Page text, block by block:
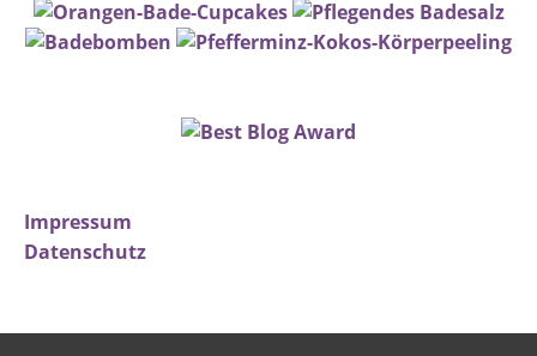
Impressum
Datenschutz